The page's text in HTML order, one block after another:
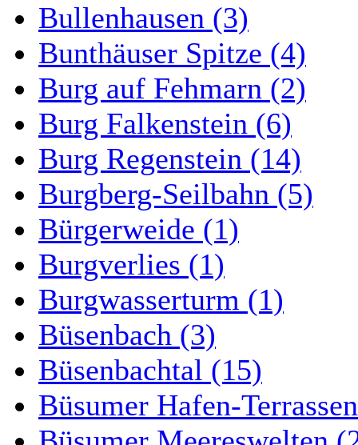
Bullenhausen (3)
Bunthäuser Spitze (4)
Burg auf Fehmarn (2)
Burg Falkenstein (6)
Burg Regenstein (14)
Burgberg-Seilbahn (5)
Bürgerweide (1)
Burgverlies (1)
Burgwasserturm (1)
Büsenbach (3)
Büsenbachtal (15)
Büsumer Hafen-